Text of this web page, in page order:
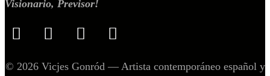
Visionario, Previsor!
© 2026 Vicjes Gonród — Artista contemporáneo español y